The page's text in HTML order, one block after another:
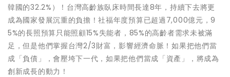
韓國的32.2%）！台灣高齡族臥床時間長達8年，持續下去將更
成為國家發展沉重的負擔！社福年度預算已超過7,000億元，9
5%的長照預算只能照顧15%失能者，85%的高齡者需求未被滿
足，但是他們掌握台灣2/3財富，影響經濟命脈！如果把他們當
成「負債」，會壓垮下一代，如果把他們當成「資產」，將成為
創新成長的動力！